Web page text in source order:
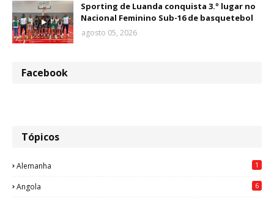
Sporting de Luanda conquista 3.º lugar no
Nacional Feminino Sub-16 de basquetebol
agosto 05, 2026
Facebook
Tópicos
Alemanha 1
Angola 6